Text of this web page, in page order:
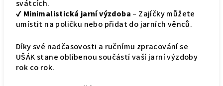
svátcích.
✔ Minimalistická jarní výzdoba – Zajíčky můžete
umístit na poličku nebo přidat do jarních věnců.
Díky své nadčasovosti a ručnímu zpracování se
UŠÁK stane oblíbenou součástí vaší jarní výzdoby
rok co rok.